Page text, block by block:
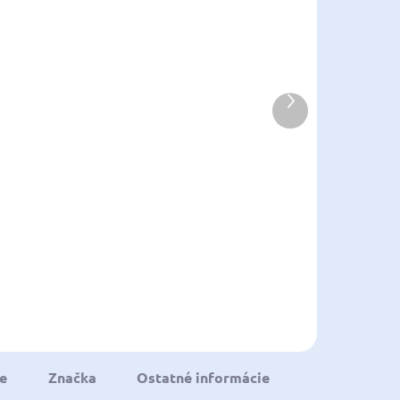
SVETLO S 2 LEDĎalší
produkt
Značka Ostatné informácie